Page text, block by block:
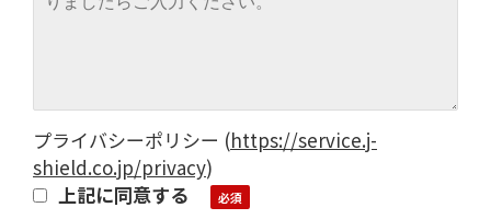
プライバシーポリシー (https://service.j-
shield.co.jp/privacy)
上記に同意する